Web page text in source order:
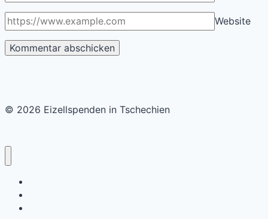
Website
© 2026 Eizellspenden in Tschechien